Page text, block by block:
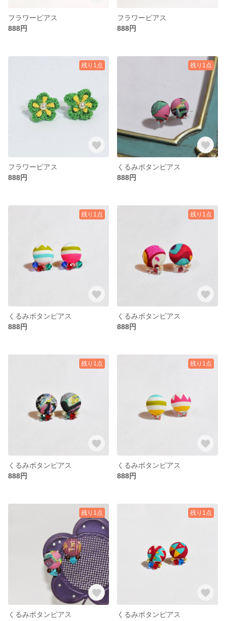
フラワーピアス
888円
フラワーピアス
888円
残り1点
フラワーピアス
888円
残り1点
くるみボタンピアス
888円
残り1点
くるみボタンピアス
888円
残り1点
くるみボタンピアス
888円
残り1点
くるみボタンピアス
888円
残り1点
くるみボタンピアス
888円
残り1点
くるみボタンピアス
残り1点
くるみボタンピアス